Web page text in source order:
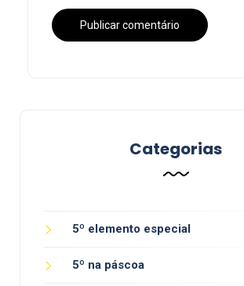
Categorias
5º elemento especial
5º na páscoa